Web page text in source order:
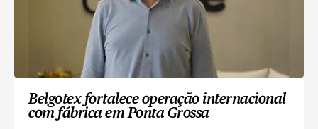
Belgotex fortalece operação internacional
com fábrica em Ponta Grossa